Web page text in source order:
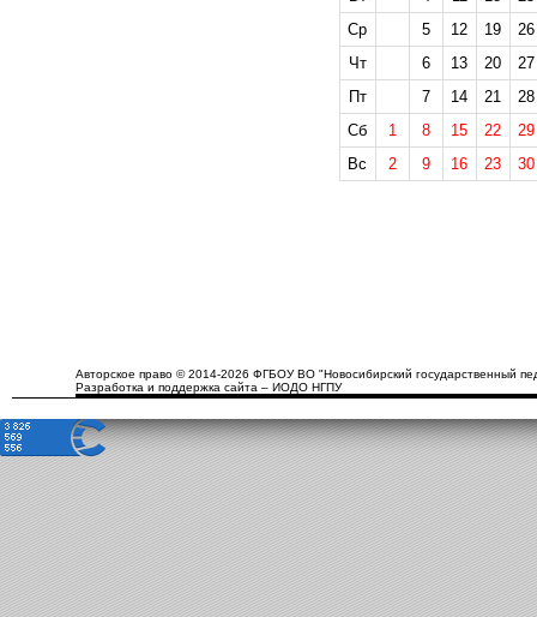
Ср
5 12 19
26
Чт
6 13 20
27
Пт
7 14 21
28
Сб
1 8 15 22
29
Вс
2 9 16 23 30
Авторское право © 2014-2026 ФГБОУ ВО "Новосибирский государственный
Разработка и поддержка сайта – ИОДО НГПУ